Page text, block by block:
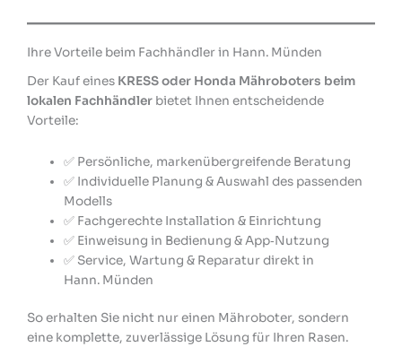
Ihre Vorteile beim Fachhändler in Hann. Münden
Der Kauf eines KRESS oder Honda Mähroboters beim
lokalen Fachhändler bietet Ihnen entscheidende
Vorteile:
✅ Persönliche, markenübergreifende Beratung
✅ Individuelle Planung & Auswahl des passenden
Modells
✅ Fachgerechte Installation & Einrichtung
✅ Einweisung in Bedienung & App‑Nutzung
✅ Service, Wartung & Reparatur direkt in
Hann. Münden
So erhalten Sie nicht nur einen Mähroboter, sondern
eine komplette, zuverlässige Lösung für Ihren Rasen.